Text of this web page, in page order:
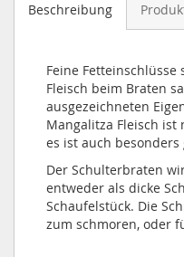
Beschreibung
Feine Fetteinschlüsse
Fleisch beim Braten
ausgezeichneten
Mangalitza Fleisch
es ist auch
Der Schulterbraten
entweder als dicke
Schaufelstück. Die
zum schmoren, oder